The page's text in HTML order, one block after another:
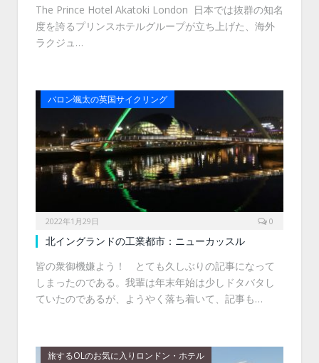
The Prince Hotel Akatoki London 日本では抜群の知名
度を誇るプリンスホテルグループが立ち上げた、海外
ラクジュ…
バロン颯太の英国サイクリング
2022年1月29日 0
北イングランドの工業都市：ニューカッスル
皆の衆御機嫌よう！ とても久しぶりの記事になって
しまったのである。我輩は年末年始は少しドタバタし
ていたのであるが、ようやく落ち着いて、記事も…
旅するOLのお気に入りロンドン・ホテル